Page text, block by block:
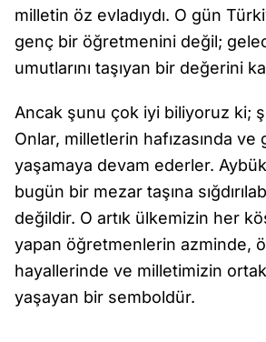
milletin öz evladıydı. O gün
genç bir öğretmenini değil;
umutlarını taşıyan bir değerini
Ancak şunu çok iyi biliyoruz ki;
Onlar, milletlerin hafızasında ve
yaşamaya devam ederler.
bugün bir mezar taşına
değildir. O artık ülkemizin her
yapan öğretmenlerin azminde,
hayallerinde ve milletimizin ortak
yaşayan bir semboldür.